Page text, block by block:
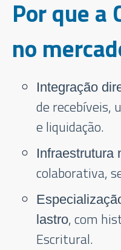
Por que a
no
Integração
de recebíveis,
e liquidação.
Infraestrutura
colaborativa,
lastro, com
Escritural.